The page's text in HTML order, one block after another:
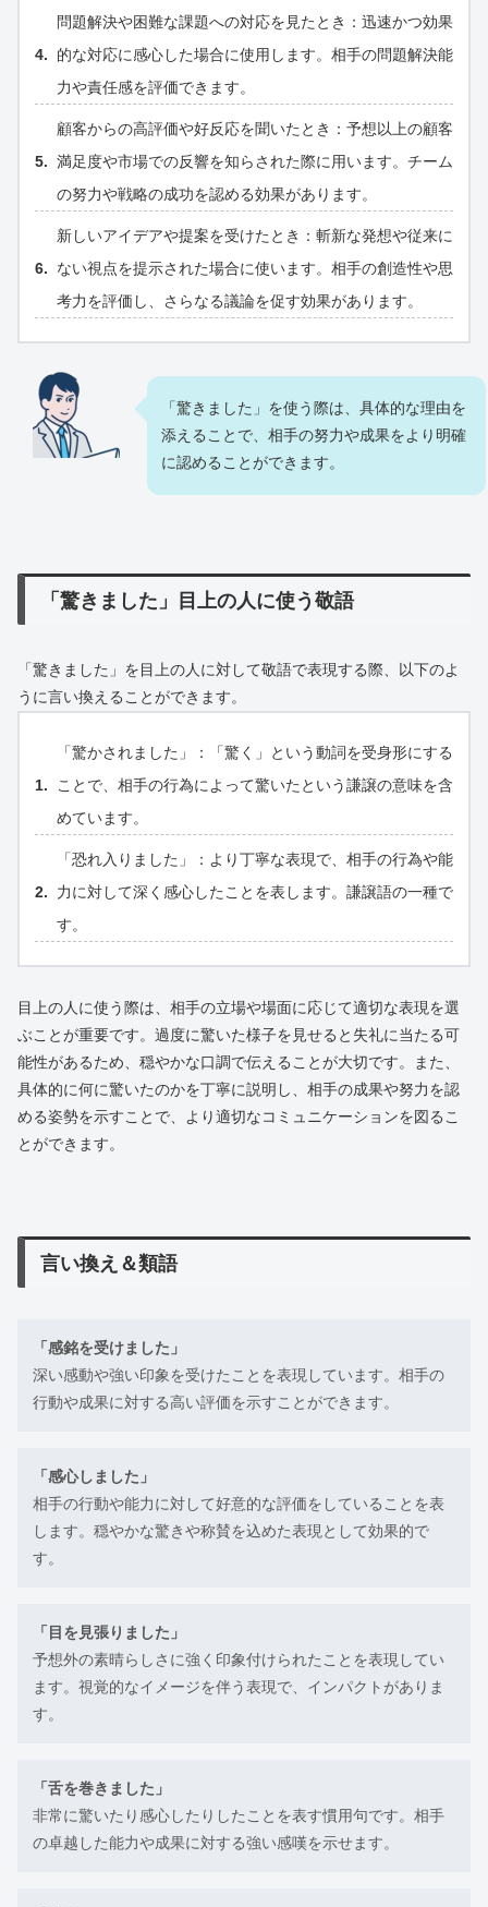
問題解決や困難な課題への対応を見たとき：迅速かつ効果
的な対応に感心した場合に使用します。相手の問題解決能
力や責任感を評価できます。
顧客からの高評価や好反応を聞いたとき：予想以上の顧客
満足度や市場での反響を知らされた際に用います。チーム
の努力や戦略の成功を認める効果があります。
新しいアイデアや提案を受けたとき：斬新な発想や従来に
ない視点を提示された場合に使います。相手の創造性や思
考力を評価し、さらなる議論を促す効果があります。
「驚きました」を使う際は、具体的な理由を
添えることで、相手の努力や成果をより明確
に認めることができます。
「驚きました」目上の人に使う敬語
「驚きました」を目上の人に対して敬語で表現する際、以下のよ
うに言い換えることができます。
「驚かされました」：「驚く」という動詞を受身形にする
ことで、相手の行為によって驚いたという謙譲の意味を含
めています。
「恐れ入りました」：より丁寧な表現で、相手の行為や能
力に対して深く感心したことを表します。謙譲語の一種で
す。
目上の人に使う際は、相手の立場や場面に応じて適切な表現を選
ぶことが重要です。過度に驚いた様子を見せると失礼に当たる可
能性があるため、穏やかな口調で伝えることが大切です。また、
具体的に何に驚いたのかを丁寧に説明し、相手の成果や努力を認
める姿勢を示すことで、より適切なコミュニケーションを図るこ
とができます。
言い換え＆類語
「感銘を受けました」
深い感動や強い印象を受けたことを表現しています。相手の
行動や成果に対する高い評価を示すことができます。
「感心しました」
相手の行動や能力に対して好意的な評価をしていることを表
します。穏やかな驚きや称賛を込めた表現として効果的で
す。
「目を見張りました」
予想外の素晴らしさに強く印象付けられたことを表現してい
ます。視覚的なイメージを伴う表現で、インパクトがありま
す。
「舌を巻きました」
非常に驚いたり感心したりしたことを表す慣用句です。相手
の卓越した能力や成果に対する強い感嘆を示せます。